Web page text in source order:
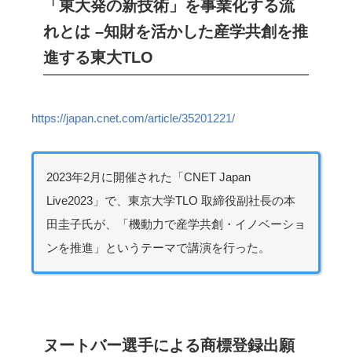
「東大発の新技術」を事業化する流
れとは –知財を活かした産学共創を推
進する東大TLO
https://japan.cnet.com/article/35201221/
2023年2月に開催された「CNET Japan
Live2023」で、東京大学TLO 取締役副社長の本
田圭子氏が、「機動力で産学共創・イノベーショ
ンを推進」というテーマで講演を行った。
ヌートバー選手による商標登録出願